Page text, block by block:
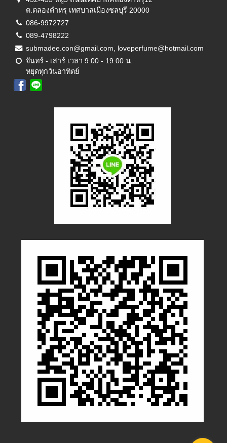
ต.ตลองตำหรุ เทศบาลเมืองชลบุรี 20000
086-9972727
089-4798222
submadee.con@gmail.com, loveperfume@hotmail.com
จันทร์ - เสาร์ เวลา 9.00 - 19.00 น.
หยุดทุกวันอาทิตย์